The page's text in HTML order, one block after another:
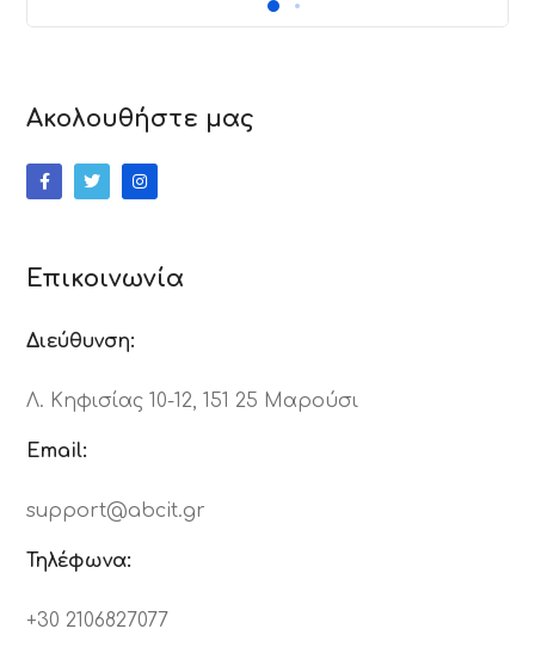
Ακολουθήστε μας
Επικοινωνία
Διεύθυνση:
Λ. Κηφισίας 10-12, 151 25 Μαρούσι
Email:
support@abcit.gr
Τηλέφωνα:
+30 2106827077